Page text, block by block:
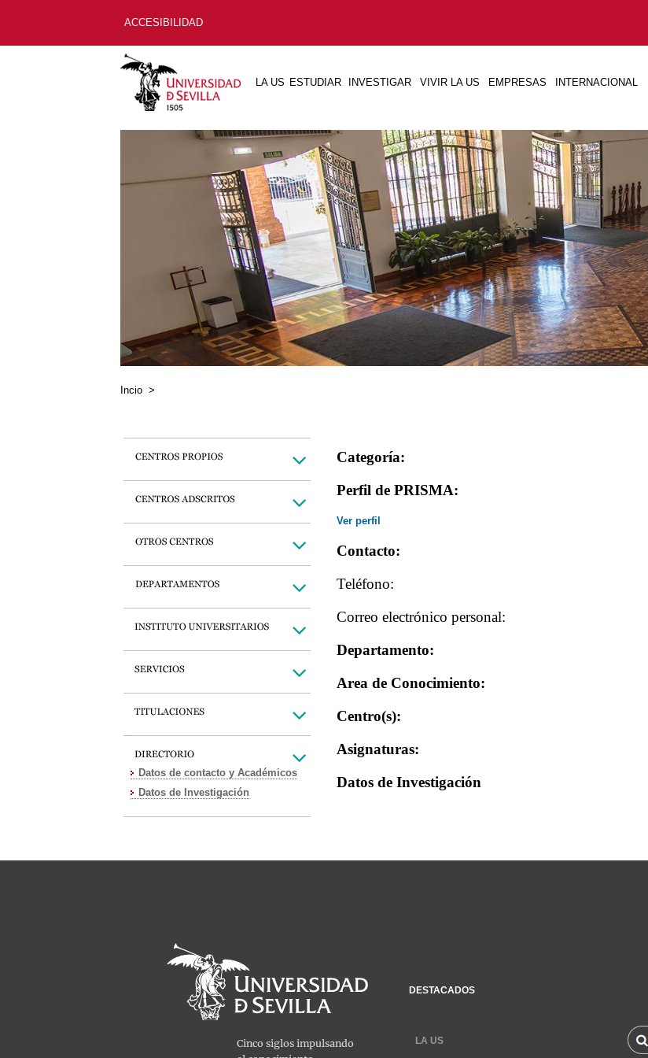
ACCESIBILIDAD
LA US ESTUDIAR INVESTIGAR VIVIR LA US EMPRESAS INTERNACIONAL
Incio >
Datos de contacto y Académicos
Datos de Investigación
Categoría:
Perfil de PRISMA:
Ver perfil
Contacto:
Teléfono:
Correo electrónico personal:
Departamento:
Area de Conocimiento:
Centro(s):
Asignaturas:
Datos de Investigación
DESTACADOS
LA US